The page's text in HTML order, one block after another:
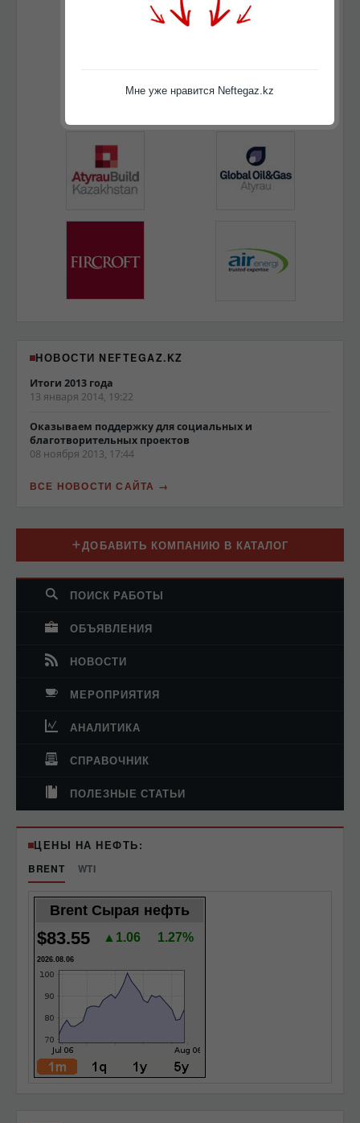
ДОБАВИТЬ КОМПАНИЮ В КАТАЛОГ
ПОИСК РАБОТЫ
ОБЪЯВЛЕНИЯ
НОВОСТИ
МЕРОПРИЯТИЯ
АНАЛИТИКА
СПРАВОЧНИК
ПОЛЕЗНЫЕ СТАТЬИ
ЦЕНЫ НА НЕФТЬ:
BRENT
WTI
Brent Сырая нефть
$83.55 ▲1.06 1.27%
2026.08.06
НОВОСТИ NEFTEGAZ.KZ
Итоги 2013 года
13 января 2014, 19:22
Оказываем поддержку для социальных и
благотворительных проектов
08 ноября 2013, 17:44
ВСЕ НОВОСТИ САЙТА
Мне уже нравится Neftegaz.kz